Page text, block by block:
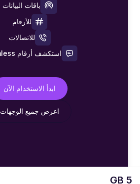
5 GB
باقات البيانات
للأرقام
للاتصالات
استكشف أرقام Roamless
ابدأ الاستخدام الآن
اعرض جميع الوجهات